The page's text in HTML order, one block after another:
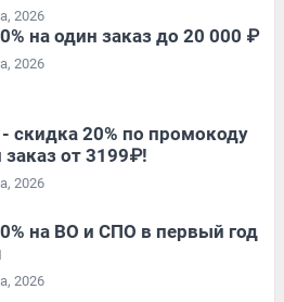
2026
на один заказ до 20 000 ₽
2026
- скидка 20% по промокоду
от 3199₽!
2026
на ВО и СПО в первый год
2026